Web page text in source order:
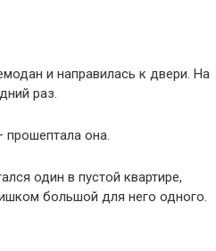
и направилась к двери. На
раз.
прошептала она.
один в пустой квартире,
большой для него одного.